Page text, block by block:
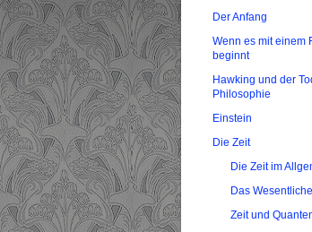
Der Anfang
Wenn es mit einem
beginnt
Hawking und der
Philosophie
Einstein
Die Zeit
Die Zeit im
Das
Zeit und